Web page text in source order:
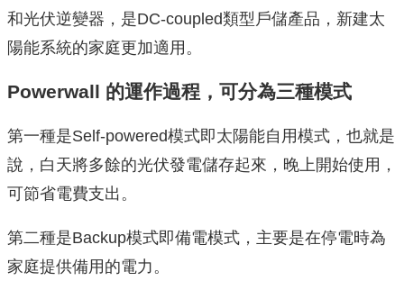
和光伏逆變器，是DC-coupled類型戶儲產品，新建太
陽能系統的家庭更加適用。
Powerwall 的運作過程，可分為三種模式
第一種是Self-powered模式即太陽能自用模式，也就是
說，白天將多餘的光伏發電儲存起來，晚上開始使用，
可節省電費支出。
第二種是Backup模式即備電模式，主要是在停電時為
家庭提供備用的電力。